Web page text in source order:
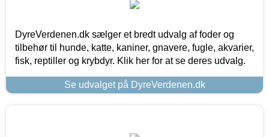
DyreVerdenen.dk sælger et bredt udvalg af foder og
tilbehør til hunde, katte, kaniner, gnavere, fugle, akvarier,
fisk, reptiller og krybdyr. Klik her for at se deres udvalg.
Se udvalget på DyreVerdenen.dk